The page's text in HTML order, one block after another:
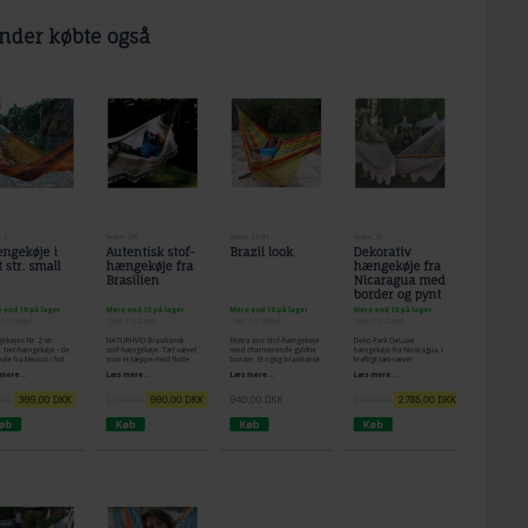
købte også
2
i
str. small
end 10 på lager
Nr. 2 str.
Net-hængekøje - de
fra Mexico i fint
person. Der er plads
Lille mexicanske
399,00 DKK
Varenr. 200
Autentisk stof-
hængekøje fra
Brasilien
Mere end 10 på lager
NATURHVID Brasiliansk
stof-hængekøje. Tæt vævet
som et tæppe med flotte
og border i 100% bomuld.
charmerende.
Læs mere...
990,00 DKK
Varenr. 21101
Brazil look
Mere end 10 på lager
Ekstra stor stof-hængekøje
med charmerende gyldne
border. Et rigtig brasiliansk
Læs mere...
940,00 DKK
Varenr. 30
Dekorativ
hængekøje fra
Nicaragua med
border og pynt
Mere end 10 på lager
Deko Park DeLuxe
hængekøje fra Nicaragua. I
kraftigt tæt-vævet
håndfremstillede border
tværpinde/barre.
Romantisk nydelse til park,
hus og udeliv. Hængekøjen
for livsstilsnydere som skal
have noget ekstra lækkert
Læs mere...
2.785,00 DKK